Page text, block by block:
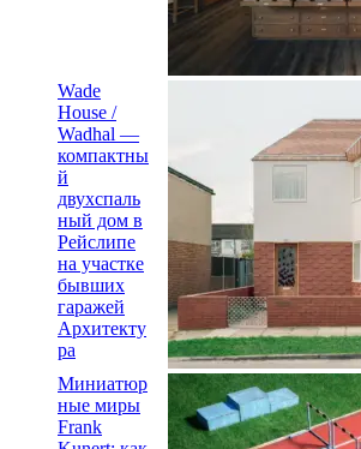
Wade
House /
Wadhal —
компактны
й
двухспаль
ный дом в
Рейслипе
на участке
бывших
гаражей
Архитекту
ра
Миниатюр
ные миры
Frank